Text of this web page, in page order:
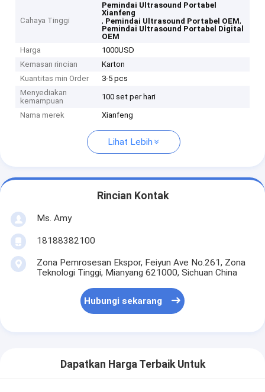
Cahaya Tinggi
Pemindai Ultrasound Portabel
Xianfeng
, Pemindai Ultrasound Portabel OEM,
Pemindai Ultrasound Portabel Digital
OEM
Harga
1000USD
Kemasan rincian
Karton
Kuantitas min Order
3-5 pcs
Menyediakan
kemampuan
100 set per hari
Nama merek Xianfeng
Lihat Lebih
Rincian Kontak
Ms. Amy
18188382100
Zona Pemrosesan Ekspor, Feiyun Ave No.261, Zona
Teknologi Tinggi, Mianyang 621000, Sichuan China
Hubungi sekarang
Dapatkan Harga Terbaik Untuk